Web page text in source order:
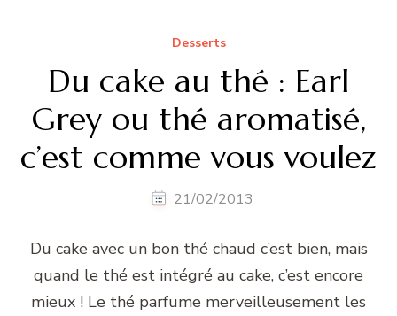
Desserts
Du cake au thé : Earl
Grey ou thé aromatisé,
c’est comme vous voulez
21/02/2013
Du cake avec un bon thé chaud c’est bien, mais
quand le thé est intégré au cake, c’est encore
mieux ! Le thé parfume merveilleusement les